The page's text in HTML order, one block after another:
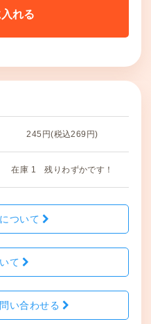
れる
245円(税込269円)
在庫 1 残りわずかです！
ついて
て
い合わせる